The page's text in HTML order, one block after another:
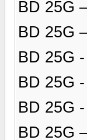
BD 25G
BD 25G
BD 25G
BD 25G
BD 25G
BD 25G